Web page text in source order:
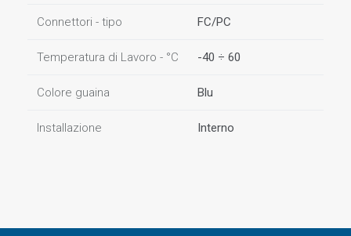
Connettori - tipo FC/PC
Temperatura di Lavoro - °C -40 ÷ 60
Colore guaina Blu
Installazione Interno